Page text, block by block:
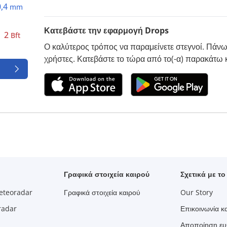
mm
2 Bft
Κατεβάστε την εφαρμογή Drops
Ο καλύτερος τρόπος να παραμείνετε στεγνοί.
χρήστες. Κατεβάστε το τώρα από το(-α) παρακάτω
Γραφικά στοιχεία καιρού
Γραφικά στοιχεία καιρού
Σχετικά με
Our Story
Επικοινωνία
Αποποίηση